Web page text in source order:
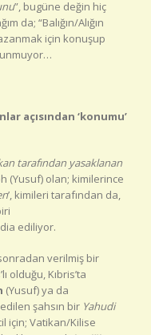
”, bugüne değin hiç
da; “Balığın/Alığın
için konuşup
açısından ‘konumu’
tarafından yasaklanan
(Yusuf) olan; kimilerince
’, kimileri tarafından da,
ediliyor.
verilmiş bir
olduğu, Kıbris’ta
(Yusuf) ya da
şahsın bir Yahudi
için; Vatikan/Kilise